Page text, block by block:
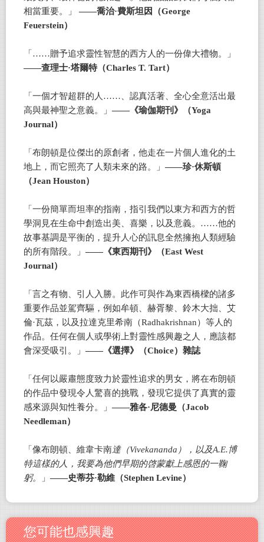
相當重要。」
——喬治·費斯坦因（George
Feuerstein）
「……贈予追求靈性智慧的西方人的一份偉大禮物。」
——查理士·塔爾特（Charles T. Tart）
「一個才智超群的人……、認真活著、全心全意活出最
高與最神聖之意義。」 ——《瑜伽期刊》（Yoga
Journal）
「布朗頓是位傑出的原創者，他走在一片個人進化的土
地上，而它照亮了人類未來的路。」 ——珍·休斯頓
（Jean Houston）
「一份簡單而坦率的指南，指引我們以東方和西方的哲
學洞見在生命中創造出美、喜樂，以及意義。……他的
故事基調是平衡的，提升人心的訊息全然擁抱人類經驗
的所有階段。」 ——《東西期刊》（East West
Journal）
「言之有物、引人入勝。此作可與作為東西橋樑的諸多
重要作品並駕齊驅，例如牟頓、赫胥黎、鈴木大拙、艾
倫·瓦茲，以及拉達克里希南（Radhakrishnan）等人的
作品。任何在個人或學術上對靈性感興趣之人，應該都
會深受吸引。」 ——《選擇》（Choice）雜誌
「任何以嚴肅態度致力於靈性追求的男女，將在布朗頓
的作品中發現令人驚喜的挑戰，發現它提供了真實的靈
感來源與知性養分。」 ——雅各·尼德曼（Jacob
Needleman）
「像布朗頓、維韋卡南達（Vivekananda ），以及A.E.博
特這樣的人，我要為他們早期的啓蒙獻上感恩的一鞠
躬。
」 ——史蒂芬·勒維（Stephen Levine）
您可能也感興趣